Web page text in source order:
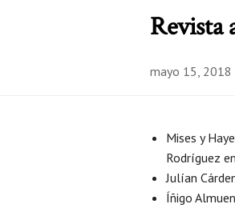
Revista
mayo 15, 2018
Mises y
Rodríguez en
Julían
Íñigo